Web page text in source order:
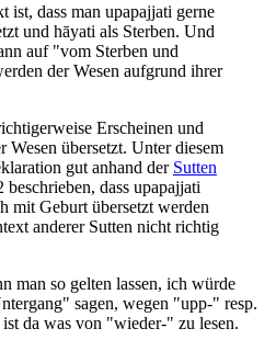
ist, dass man upapajjati gerne
und hāyati als Sterben. Und
auf "vom Sterben und
der Wesen aufgrund ihrer
Erscheinen und
Wesen übersetzt. Unter diesem
gut anhand der Sutten
dass upapajjati
mit Geburt übersetzt werden
anderer Sutten nicht richtig
man so gelten lassen, ich würde
sagen, wegen "upp-" resp.
da was von "wieder-" zu lesen.